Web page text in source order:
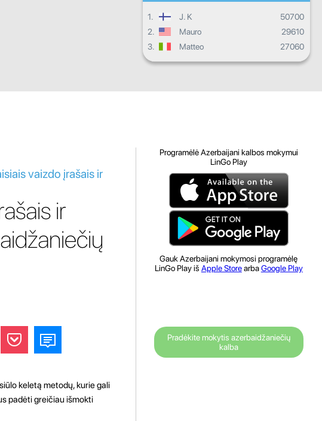
1. J. K
50700
2.
Mauro
29610
3.
Matteo 27060
vaizdo įrašais ir
ir
keletą metodų, kurie gali
padėti greičiau išmokti
Programėlė Azerbaijani kalbos mokymui
LinGo Play
Gauk Azerbaijani mokymosi programėlę
LinGo Play iš Apple StorearbaGoogle Play
Pradėkite mokytis azerbaidžaniečių
kalba